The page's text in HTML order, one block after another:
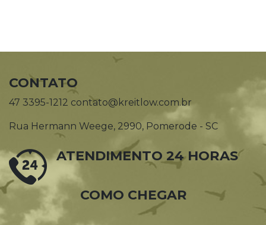
CONTATO
47 3395-1212 contato@kreitlow.com.br
Rua Hermann Weege, 2990, Pomerode - SC
ATENDIMENTO 24 HORAS
COMO CHEGAR